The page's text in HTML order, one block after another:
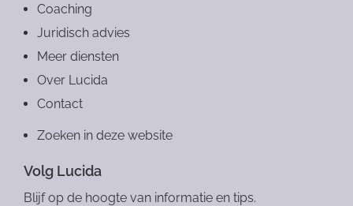
Coaching
Juridisch advies
Meer diensten
Over Lucida
Contact
Zoeken in deze website
Volg Lucida
Blijf op de hoogte van informatie en tips.